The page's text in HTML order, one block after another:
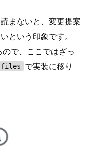
まないと、変更提案
という印象です。
で、ここではざっ
files
で実装に移り